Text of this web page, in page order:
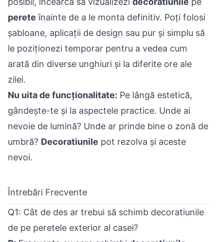
perete înainte de a le monta definitiv. Poți folosi
șabloane, aplicații de design sau pur și simplu să
le poziționezi temporar pentru a vedea cum
arată din diverse unghiuri și la diferite ore ale
zilei.
Nu uita de funcționalitate: Pe lângă estetică,
gândește-te și la aspectele practice. Unde ai
nevoie de lumină? Unde ar prinde bine o zonă de
umbră? Decoratiunile pot rezolva și aceste
nevoi.
Întrebări Frecvente
Q1: Cât de des ar trebui să schimb decoratiunile
de pe peretele exterior al casei?